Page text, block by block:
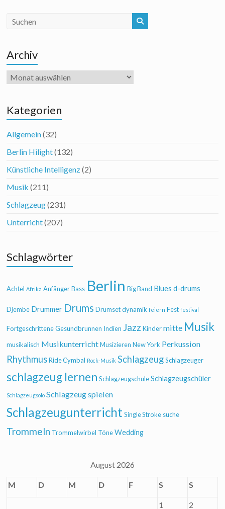
Archiv
Archiv
Kategorien
Allgemein(32)
Berlin Hilight(132)
Künstliche Intelligenz(2)
Musik (211)
Schlagzeug(231)
Unterricht(207)
Schlagwörter
Achtel Afrika Anfänger Bass Berlin Big Band Blues d-drums
Djembe Drummer Drums Drumset dynamik feiern Fest festival
Fortgeschrittene Gesundbrunnen Indien Jazz Kinder mitte Musik
musikalisch Musikunterricht Musizieren New York Perkussion
Rhythmus Ride Cymbal Rock-Musik Schlagzeug Schlagzeuger
schlagzeug lernen Schlagzeugschule Schlagzeugschüler
Schlagzeugsolo Schlagzeug spielen
Schlagzeugunterricht Single Stroke suche
Trommeln Trommelwirbel Töne Wedding
August 2026
M D M D F S S
1 2